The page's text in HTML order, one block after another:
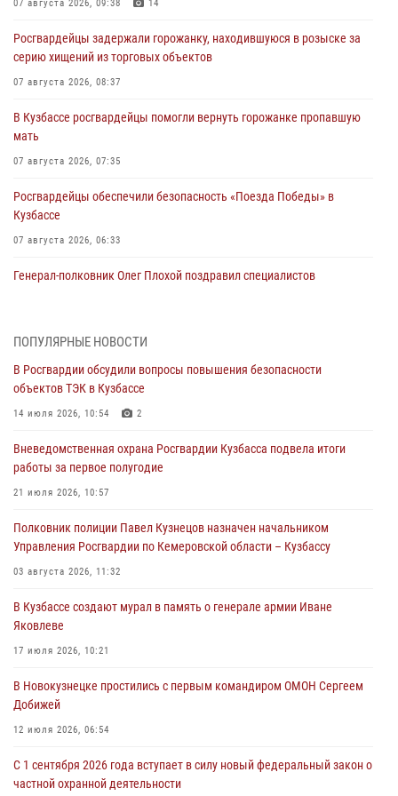
07 августа 2026, 09:38 14
Росгвардейцы задержали горожанку, находившуюся в розыске за
серию хищений из торговых объектов
07 августа 2026, 08:37
В Кузбассе росгвардейцы помогли вернуть горожанке пропавшую
мать
07 августа 2026, 07:35
Росгвардейцы обеспечили безопасность «Поезда Победы» в
Кузбассе
07 августа 2026, 06:33
Генерал-полковник Олег Плохой поздравил специалистов
07 августа 2026, 05:32
С 1 сентября 2026 года вступает в силу новый федеральный закон о
частной охранной деятельности
06 августа 2026, 10:19
Росгвардейцы задержали предполагаемого виновника причинения
ножевого ранения кемеровчанину
06 августа 2026, 09:18
Росгвардейцы задержали мужчину, повредившего имущество
горожанки
06 августа 2026, 08:17
Росгвардейцы пресекли противоправные действия и защитили
новокузнечанку от агрессивного знакомого
06 августа 2026, 07:16
ПОПУЛЯРНЫЕ НОВОСТИ
В Росгвардии обсудили вопросы повышения безопасности
объектов ТЭК в Кузбассе
14 июля 2026, 10:54 2
Вневедомственная охрана Росгвардии Кузбасса подвела итоги
работы за первое полугодие
21 июля 2026, 10:57
Полковник полиции Павел Кузнецов назначен начальником
Управления Росгвардии по Кемеровской области – Кузбассу
03 августа 2026, 11:32
В Кузбассе создают мурал в память о генерале армии Иване
Яковлеве
17 июля 2026, 10:21
В Новокузнецке простились с первым командиром ОМОН Сергеем
Добижей
12 июля 2026, 06:54
С 1 сентября 2026 года вступает в силу новый федеральный закон о
частной охранной деятельности